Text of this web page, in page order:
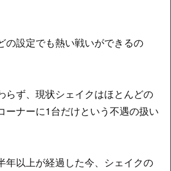
の設定でも熱い戦いができるの
らず、現状シェイクはほとんどの
ーナーに1台だけという不遇の扱い
年以上が経過した今、シェイクの